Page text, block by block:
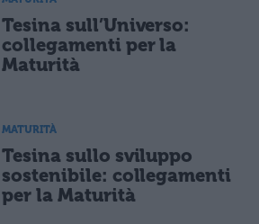
Tesina sull’Universo:
collegamenti per la
Maturità
MATURITÀ
Tesina sullo sviluppo
sostenibile: collegamenti
per la Maturità